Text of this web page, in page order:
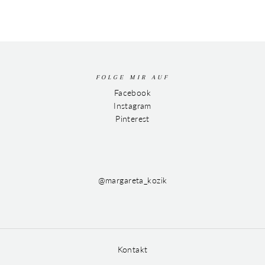
FOLGE MIR AUF
Facebook
Instagram
Pinterest
@margareta_kozik
Kontakt